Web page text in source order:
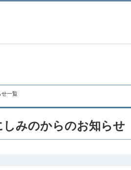
せ一覧
しみのからのお知らせ